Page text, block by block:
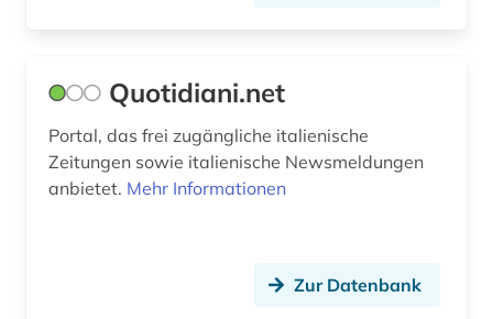
Quotidiani.net
Portal, das frei zugängliche italienische
Zeitungen sowie italienische Newsmeldungen
anbietet. Mehr Informationen
Zur Datenbank